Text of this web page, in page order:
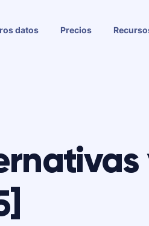
datos Precios